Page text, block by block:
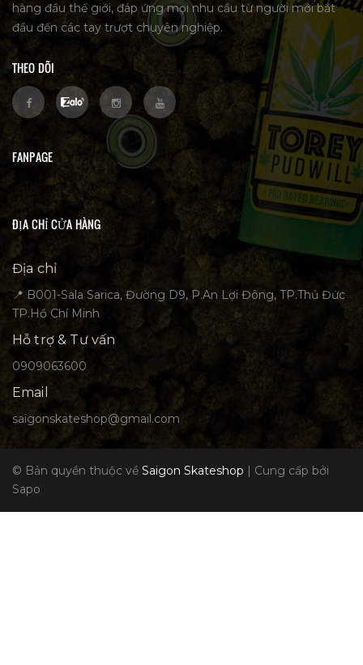
hàng đầu thế giới, đáp ứng mọi nhu cầu từ người mới bắt
đầu đến các tay trượt chuyên nghiệp.
THEO DÕI
FANPAGE
ĐỊA CHỈ CỬA HÀNG
Địa chỉ
📍 B001-Sala Sarica, Đường D9, P.An Lợi Đông, TP.Thủ Đức
TP.Hồ Chí Minh
Hỗ trợ & Tư vấn
0909063600
Email
saigonskateshop@gmail.com
© Bản quyền thuộc về Saigon Skateshop | Cung cấp bởi
Sapo